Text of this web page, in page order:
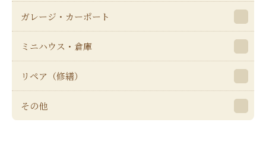
ガレージ・カーポート
ミニハウス・倉庫
リペア（修繕）
その他